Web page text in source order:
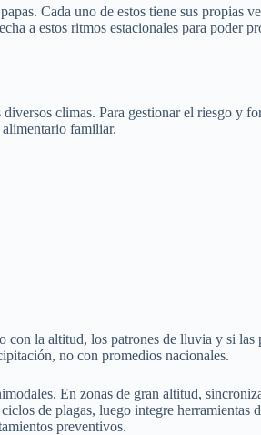
Cada uno de estos tiene sus propias
a estos ritmos estacionales para poder
climas. Para gestionar el riesgo y
alimentario familiar.
con la altitud, los patrones de lluvia y si las
no con promedios nacionales.
En zonas de gran altitud,
de plagas, luego integre
preventivos.